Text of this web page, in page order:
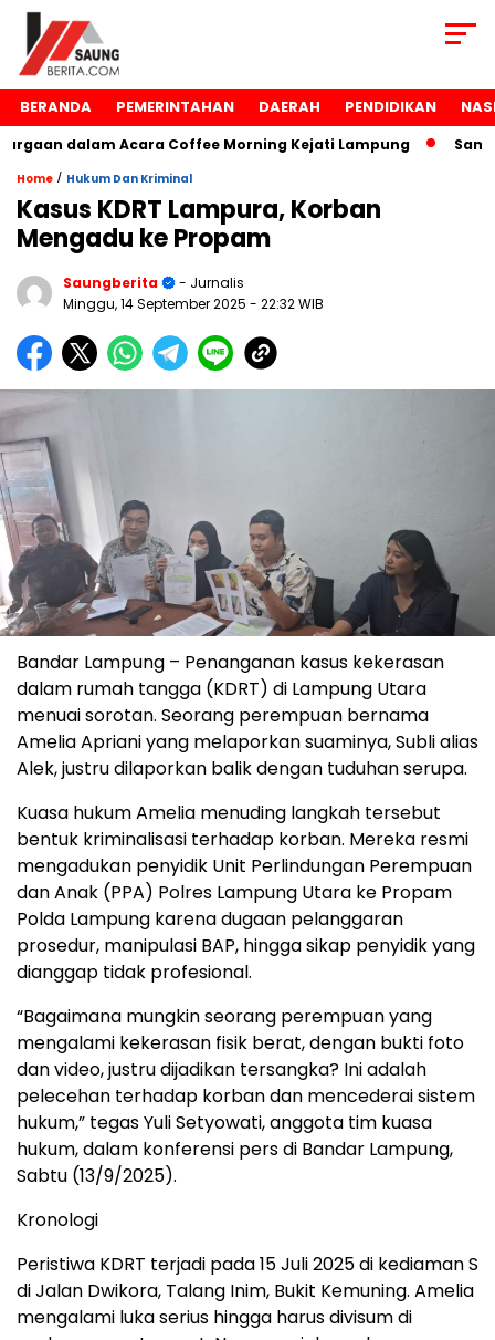
BERANDA PEMERINTAHAN DAERAH PENDIDIKAN
dalam Acara Coffee Morning Kejati Lampung
Home / Hukum Dan Kriminal
Kasus KDRT Lampura, Korban
Mengadu ke Propam
Saungberita
- Jurnalis
Minggu, 14 September 2025 - 22:32 WIB
Bandar Lampung – Penanganan kasus kekerasan
dalam rumah tangga (KDRT) di Lampung Utara
menuai sorotan. Seorang perempuan bernama
Amelia Apriani yang melaporkan suaminya, Subli alias
Alek, justru dilaporkan balik dengan tuduhan serupa.
Kuasa hukum Amelia menuding langkah tersebut
bentuk kriminalisasi terhadap korban. Mereka resmi
mengadukan penyidik Unit Perlindungan Perempuan
dan Anak (PPA) Polres Lampung Utara ke Propam
Polda Lampung karena dugaan pelanggaran
prosedur, manipulasi BAP, hingga sikap penyidik yang
dianggap tidak profesional.
“Bagaimana mungkin seorang perempuan yang
mengalami kekerasan fisik berat, dengan bukti foto
dan video, justru dijadikan tersangka? Ini adalah
pelecehan terhadap korban dan mencederai sistem
hukum,” tegas Yuli Setyowati, anggota tim kuasa
hukum, dalam konferensi pers di Bandar Lampung,
Sabtu (13/9/2025).
Kronologi
Peristiwa KDRT terjadi pada 15 Juli 2025 di kediaman S
di Jalan Dwikora, Talang Inim, Bukit Kemuning. Amelia
mengalami luka serius hingga harus divisum di